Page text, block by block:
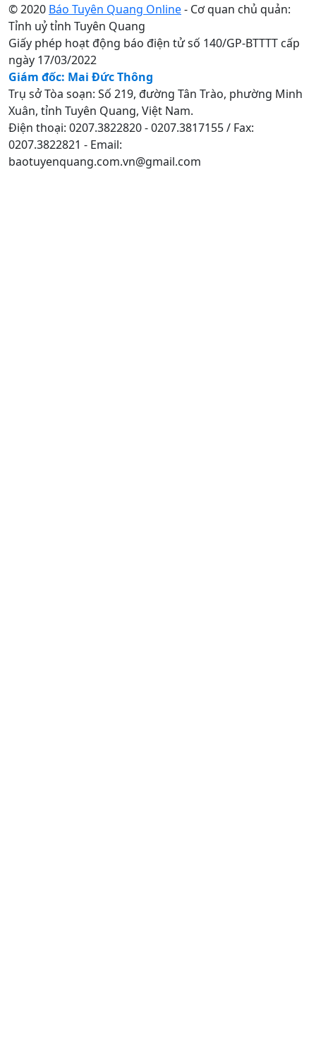
© 2020 Báo Tuyên Quang Online- Cơ quan chủ quản:
Tỉnh uỷ tỉnh Tuyên Quang
Giấy phép hoạt động báo điện tử số 140/GP-BTTTT cấp
ngày 17/03/2022
Giám đốc: Mai Đức Thông
Trụ sở Tòa soạn: Số 219, đường Tân Trào, phường Minh
Xuân, tỉnh Tuyên Quang, Việt Nam.
Điện thoại: 0207.3822820 - 0207.3817155 / Fax:
0207.3822821 - Email:
baotuyenquang.com.vn@gmail.com